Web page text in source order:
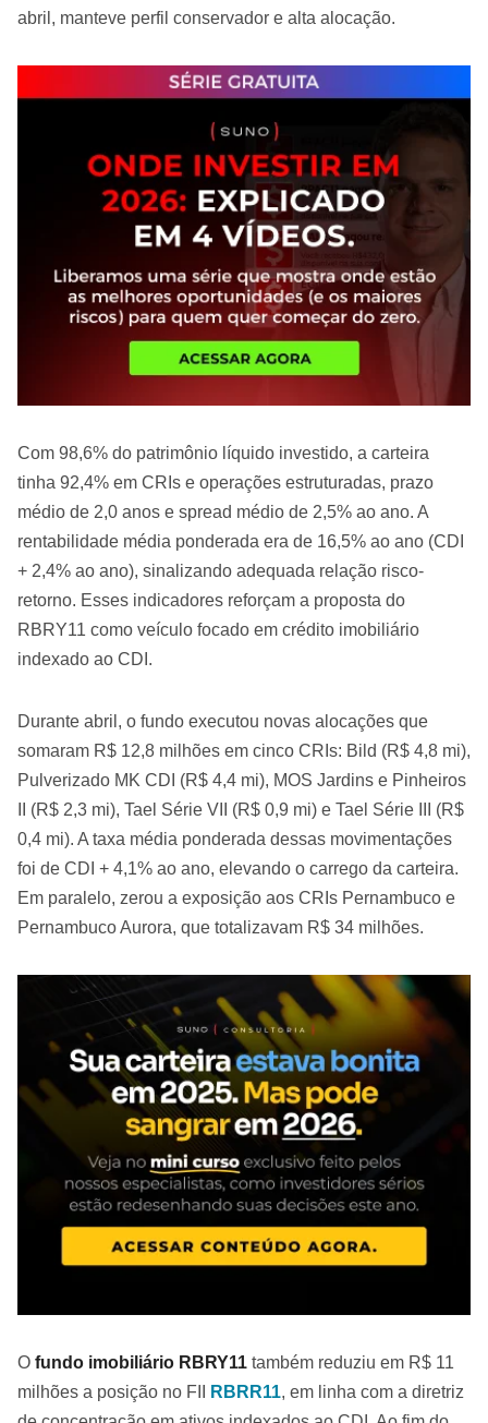
abril, manteve perfil conservador e alta alocação.
Com 98,6% do patrimônio líquido investido, a carteira
tinha 92,4% em CRIs e operações estruturadas, prazo
médio de 2,0 anos e spread médio de 2,5% ao ano. A
rentabilidade média ponderada era de 16,5% ao ano (CDI
+ 2,4% ao ano), sinalizando adequada relação risco-
retorno. Esses indicadores reforçam a proposta do
RBRY11 como veículo focado em crédito imobiliário
indexado ao CDI.
Durante abril, o fundo executou novas alocações que
somaram R$ 12,8 milhões em cinco CRIs: Bild (R$ 4,8 mi),
Pulverizado MK CDI (R$ 4,4 mi), MOS Jardins e Pinheiros
II (R$ 2,3 mi), Tael Série VII (R$ 0,9 mi) e Tael Série III (R$
0,4 mi). A taxa média ponderada dessas movimentações
foi de CDI + 4,1% ao ano, elevando o carrego da carteira.
Em paralelo, zerou a exposição aos CRIs Pernambuco e
Pernambuco Aurora, que totalizavam R$ 34 milhões.
O fundo imobiliário RBRY11 também reduziu em R$ 11
milhões a posição no FII
RBRR11, em linha com a diretriz